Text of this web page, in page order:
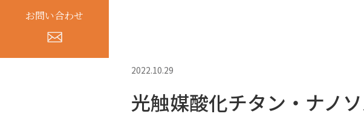
お問い合わせ
2022.10.29
光触媒酸化チタン・ナノ